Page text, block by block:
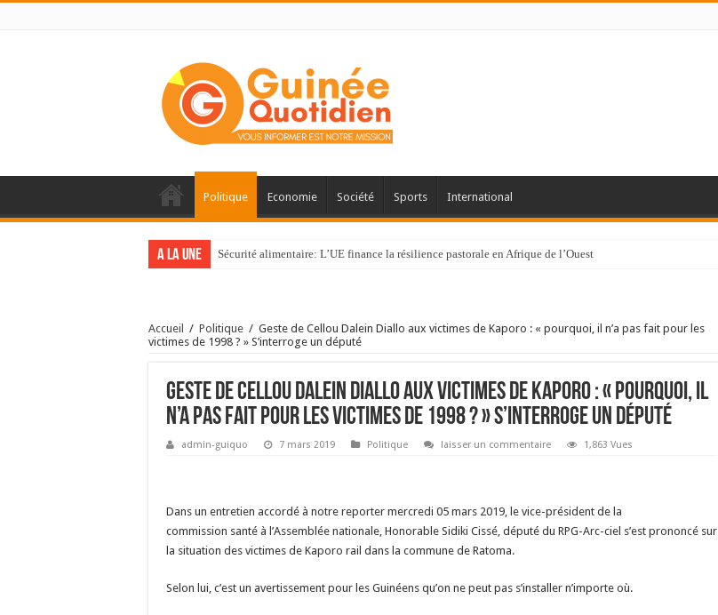
Politique Economie Société Sports International
A la une Sécurité alimentaire: L’UE finance la résilience pastorale en Afrique de l’Ouest
Accueil / Politique / Geste de Cellou Dalein Diallo aux victimes de Kaporo : « pourquoi, il n’a pas fait pour les
victimes de 1998 ? » S’interroge un député
Geste de Cellou Dalein Diallo aux victimes de Kaporo : « pourquoi, il
n’a pas fait pour les victimes de 1998 ? » S’interroge un député
admin-guiquo 7 mars 2019 Politique laisser un commentaire 1,863 Vues
Dans un entretien accordé à notre reporter mercredi 05 mars 2019, le vice-président de la
commission santé à l’Assemblée nationale, Honorable Sidiki Cissé, député du RPG-Arc-ciel s’est prononcé sur
la situation des victimes de Kaporo rail dans la commune de Ratoma.
Selon lui, c’est un avertissement pour les Guinéens qu’on ne peut pas s’installer n’importe où.